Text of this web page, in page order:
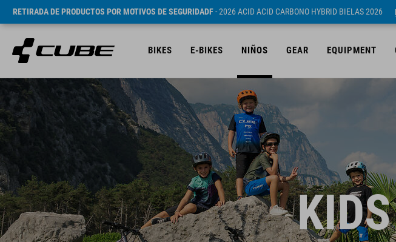
RETIRADA DE PRODUCTOS POR MOTIVOS DE SEGURIDADF- 2026 ACID ACID CARBONO HYBRID BIELAS 2026
BIKES E-BIKES NIÑOS GEAR EQUIPMENT